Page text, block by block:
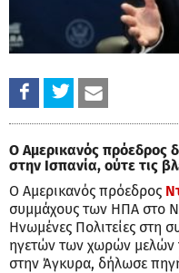
Ο Αμερικανός πρόεδρος
στην Ισπανία, ούτε τις
Ο Αμερικανός πρόεδρος
συμμάχους των ΗΠΑ στο
Ηνωμένες Πολιτείες στη
ηγετών των χωρών μελών
στην Άγκυρα, δήλωσε πηγή